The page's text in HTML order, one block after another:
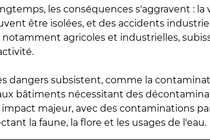
les conséquences s'aggravent :
être isolées, et des accidents
agricoles et industrielles,
dangers subsistent, comme la
bâtiments nécessitant des
majeur, avec des contaminations
la faune, la flore et les usages de l'eau.